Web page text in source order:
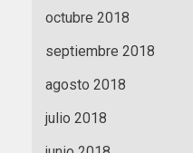
octubre 2018
septiembre 2018
agosto 2018
julio 2018